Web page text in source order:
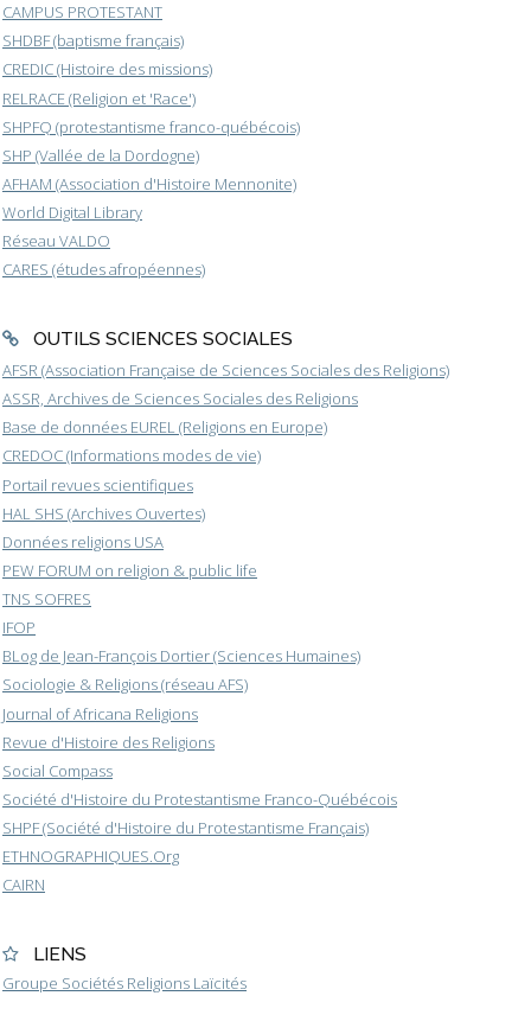
CAMPUS PROTESTANT
SHDBF (baptisme français)
CREDIC (Histoire des missions)
RELRACE (Religion et 'Race')
SHPFQ (protestantisme franco-québécois)
SHP (Vallée de la Dordogne)
AFHAM (Association d'Histoire Mennonite)
World Digital Library
Réseau VALDO
CARES (études afropéennes)
OUTILS SCIENCES SOCIALES
AFSR (Association Française de Sciences Sociales des Religions)
ASSR, Archives de Sciences Sociales des Religions
Base de données EUREL (Religions en Europe)
CREDOC (Informations modes de vie)
Portail revues scientifiques
HAL SHS (Archives Ouvertes)
Données religions USA
PEW FORUM on religion & public life
TNS SOFRES
IFOP
BLog de Jean-François Dortier (Sciences Humaines)
Sociologie & Religions (réseau AFS)
Journal of Africana Religions
Revue d'Histoire des Religions
Social Compass
Société d'Histoire du Protestantisme Franco-Québécois
SHPF (Société d'Histoire du Protestantisme Français)
ETHNOGRAPHIQUES.Org
CAIRN
LIENS
Groupe Sociétés Religions Laïcités